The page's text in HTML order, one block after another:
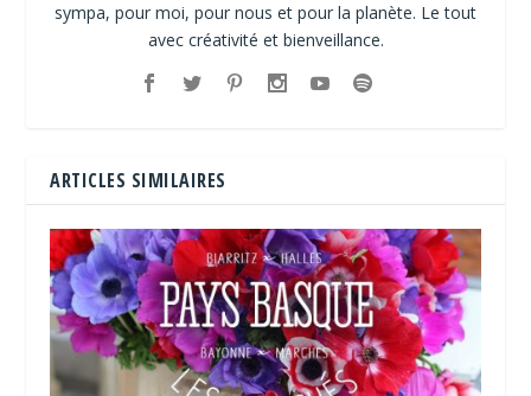
sympa, pour moi, pour nous et pour la planète. Le tout
avec créativité et bienveillance.
ARTICLES SIMILAIRES